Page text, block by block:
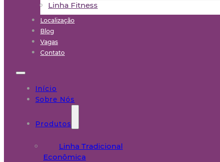
Linha Fitness
Localização
Blog
Vagas
Contato
Início
Sobre Nós
Produtos
Linha Tradicional
Econômica